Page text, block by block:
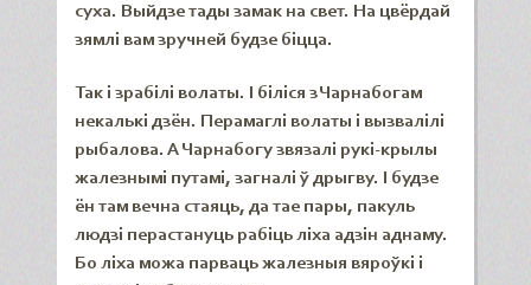
суха. Выйдзе тады замак на свет. На цвёрдай
зямлі вам зручней будзе біцца.
Так і зрабілі волаты. І біліся з Чарнабогам
некалькі дзён. Перамаглі волаты і вызвалілі
рыбалова. А Чарнабогу звязалі рукі-крылы
жалезнымі путамі, загналі ў дрыгву. І будзе
ён там вечна стаяць, да тае пары, пакуль
людзі перастануць рабіць ліха адзін аднаму.
Бо ліха можа парваць жалезныя вяроўкі і